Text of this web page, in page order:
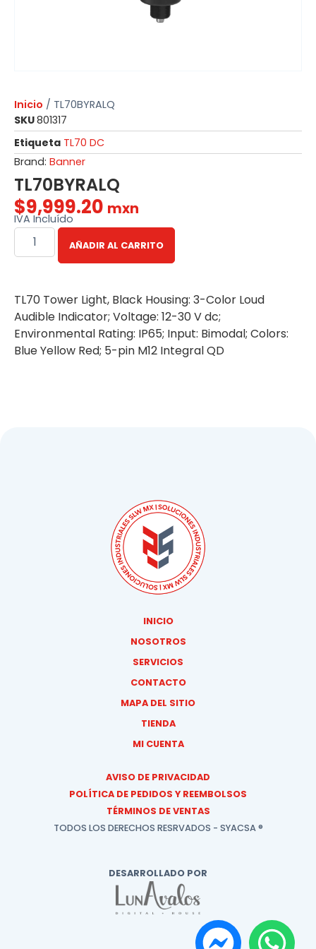
Inicio / TL70BYRALQ
SKU801317
Etiqueta TL70 DC
Brand: Banner
TL70BYRALQ
$9,999.20 mxn
IVA Incluído
AÑADIR AL CARRITO
TL70 Tower Light, Black Housing: 3-Color Loud
Audible Indicator; Voltage: 12-30 V dc;
Environmental Rating: IP65; Input: Bimodal; Colors:
Blue Yellow Red; 5-pin M12 Integral QD
INICIO
NOSOTROS
SERVICIOS
CONTACTO
MAPA DEL SITIO
TIENDA
MI CUENTA
AVISO DE PRIVACIDAD
POLÍTICA DE PEDIDOS Y REEMBOLSOS
TÉRMINOS DE VENTAS
TODOS LOS DERECHOS RESRVADOS - SYACSA ®
DESARROLLADO POR